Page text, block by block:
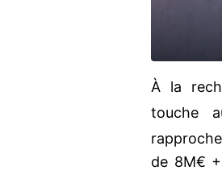
À la
touche
de 8M€